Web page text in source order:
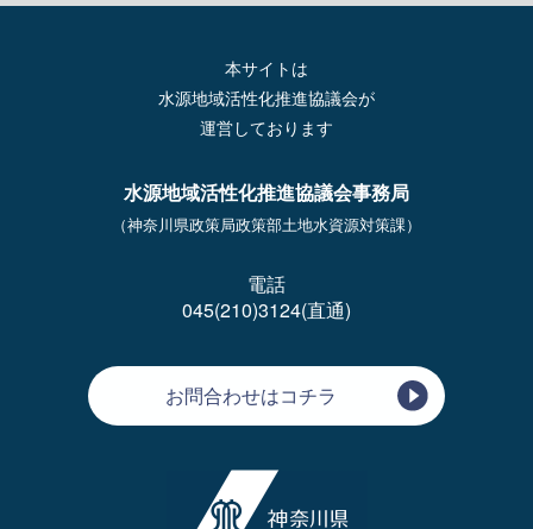
本サイトは
水源地域活性化推進協議会が
運営しております
水源地域活性化推進協議会事務局
（神奈川県政策局政策部土地水資源対策課）
電話
045(210)3124(直通)
お問合わせはコチラ